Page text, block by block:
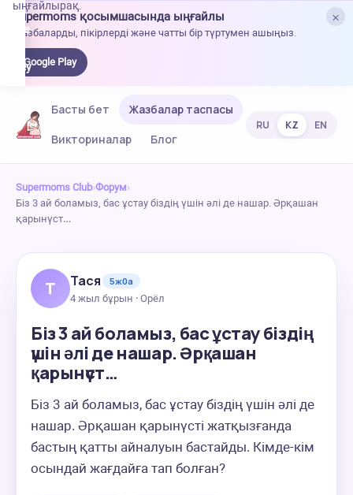
×
Supermoms қосымшасында ыңғайлы
Жазбаларды, пікірлерді және чатты бір түртумен ашыңыз.
Google Play
ыңғайлырақ.
Басты бет
Жазбалар таспасы
Викториналар
Блог
RU KZ EN
Supermoms Club›Форум›
Біз 3 ай боламыз, бас ұстау біздің үшін әлі де нашар. Әрқашан
қарынүст…
Т Тася
5ж0а
4 жыл бұрын · Орёл
Біз 3 ай боламыз, бас ұстау біздің
үшін әлі де нашар. Әрқашан
қарынүст…
Біз 3 ай боламыз, бас ұстау біздің үшін әлі де
нашар. Әрқашан қарынүсті жатқызғанда
бастың қатты айналуын бастайды. Кімде-кім
осындай жағдайға тап болған?